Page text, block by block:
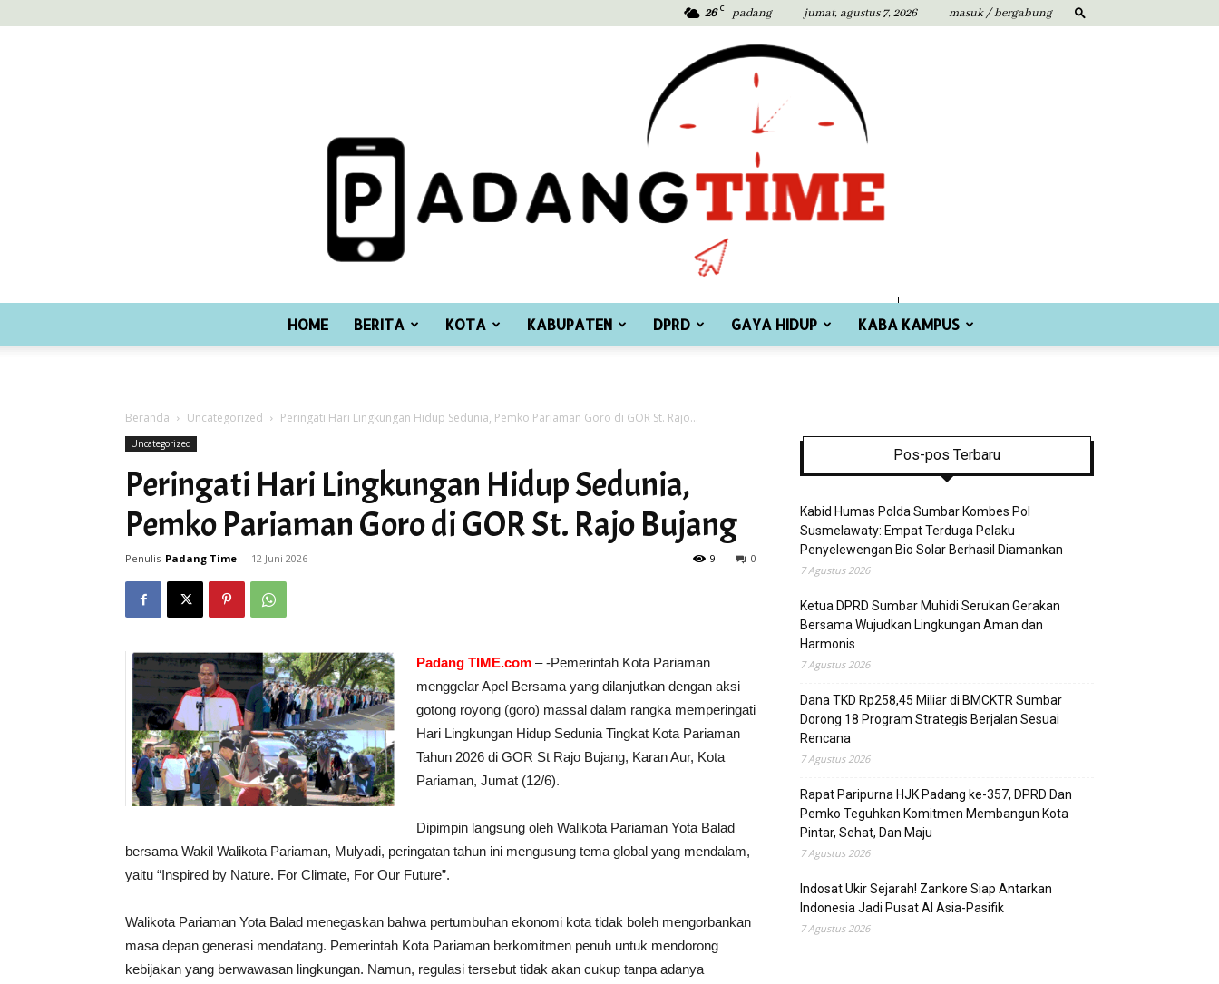
26 C padang jumat, agustus 7, 2026 masuk / bergabung
Time
HOME BERITA KOTA KABUPATEN DPRD GAYA HIDUP KABA KAMPUS
Beranda Uncategorized Peringati Hari Lingkungan Hidup Sedunia, Pemko Pariaman Goro di GOR St. Rajo...
Uncategorized
Peringati Hari Lingkungan Hidup Sedunia,
Pemko Pariaman Goro di GOR St. Rajo Bujang ​
Penulis Padang Time - 12 Juni 2026 0
9
Padang TIME.com – -Pemerintah Kota Pariaman
menggelar Apel Bersama yang dilanjutkan dengan aksi
gotong royong (goro) massal dalam rangka memperingati
Hari Lingkungan Hidup Sedunia Tingkat Kota Pariaman
Tahun 2026 di GOR St Rajo Bujang, Karan Aur, Kota
Pariaman, Jumat (12/6).
Dipimpin langsung oleh Walikota Pariaman Yota Balad
bersama Wakil Walikota Pariaman, Mulyadi, ​peringatan tahun ini mengusung tema global yang mendalam,
yaitu “Inspired by Nature. For Climate, For Our Future”.
Walikota Pariaman Yota Balad menegaskan bahwa pertumbuhan ekonomi kota tidak boleh mengorbankan
masa depan generasi mendatang. Pemerintah Kota Pariaman berkomitmen penuh untuk mendorong
kebijakan yang berwawasan lingkungan. Namun, regulasi tersebut tidak akan cukup tanpa adanya
Pos-pos Terbaru
Kabid Humas Polda Sumbar Kombes Pol
Susmelawaty: Empat Terduga Pelaku
Penyelewengan Bio Solar Berhasil Diamankan
7 Agustus 2026
Ketua DPRD Sumbar Muhidi Serukan Gerakan
Bersama Wujudkan Lingkungan Aman dan
Harmonis
7 Agustus 2026
Dana TKD Rp258,45 Miliar di BMCKTR Sumbar
Dorong 18 Program Strategis Berjalan Sesuai
Rencana
7 Agustus 2026
Rapat Paripurna HJK Padang ke-357, DPRD Dan
Pemko Teguhkan Komitmen Membangun Kota
Pintar, Sehat, Dan Maju
7 Agustus 2026
Indosat Ukir Sejarah! Zankore Siap Antarkan
Indonesia Jadi Pusat AI Asia-Pasifik
7 Agustus 2026